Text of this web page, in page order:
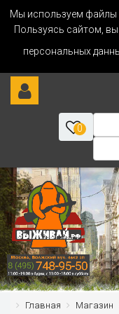
Мы используем файлы
Пользуясь сайтом,
персональных
0
Главная Магазин